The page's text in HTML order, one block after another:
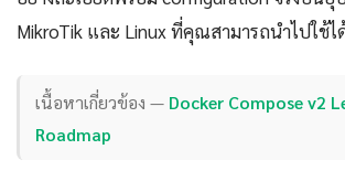
MikroTik และ Linux ที่คุณสามารถนำไปใช้
เนื้อหาเกี่ยวข้อง — Docker Compose v2
Roadmap